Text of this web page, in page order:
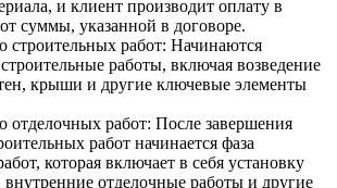
и клиент производит оплату в
суммы, указанной в договоре.
строительных работ: Начинаются
работы, включая возведение
крыши и другие ключевые элементы
отделочных работ: После завершения
работ начинается фаза
которая включает в себя установку
внутренние отделочные работы и другие